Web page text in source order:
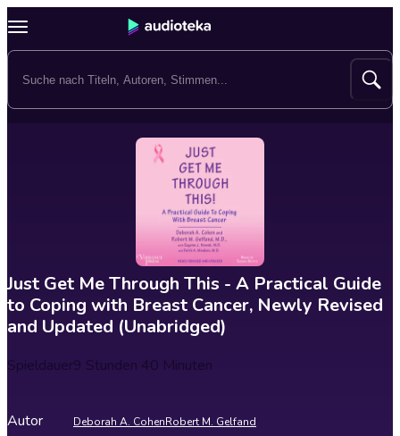
Just Get Me Through This - A Practical Guide
to Coping with Breast Cancer, Newly Revised
and Updated (Unabridged)
Spieldauer9 Stunden 40 Minuten
Autor Deborah A. CohenRobert M. Gelfand